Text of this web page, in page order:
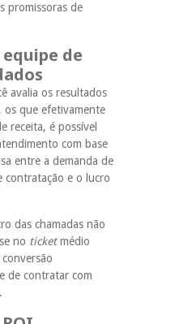
promissoras de
de
avalia os resultados
que efetivamente
receita, é possível
com base
entre a demanda de
contratação e o lucro
das chamadas não
no ticketmédio
de contratar com